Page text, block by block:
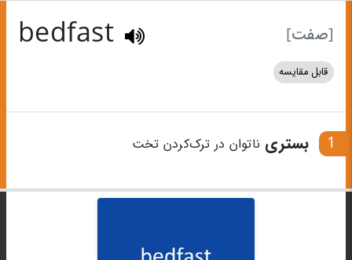
[صفت] bedfast
قابل مقایسه
1 بستری ناتوان در ترک‌کردن تخت